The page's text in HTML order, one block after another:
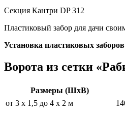
Секция Кантри DP 312
Пластиковый забор для дачи
Установка пластиковых заборов
Ворота из сетки
Размеры (ШхВ)
от 3 х 1,5 до 4 х 2 м